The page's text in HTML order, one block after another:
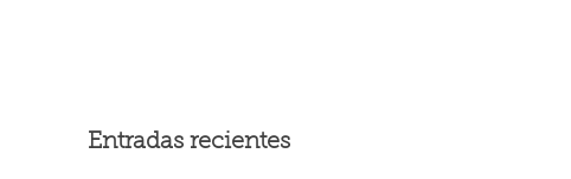
Entradas recientes